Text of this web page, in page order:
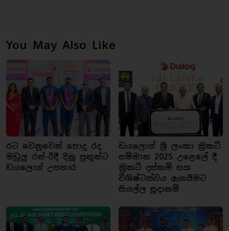
You May Also Like
රට වෙනුවෙන් පොදු රද
මඩුලු රන්-රිදී දිනූ පුතුන්ට
ඩයලොග් උපහාර
ඩයලොග් ශ්‍රී ලංකා ක්‍රිකට්
සම්මාන 2025 උළෙලේ දී
ක්‍රිකට් දස්කම් සහ
විශිෂ්ටත්වය ඇගයීමට
සියල්ල සූදානම්